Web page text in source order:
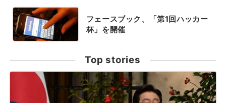
フェースブック、「第1回ハッカー
杯」を開催
Top stories